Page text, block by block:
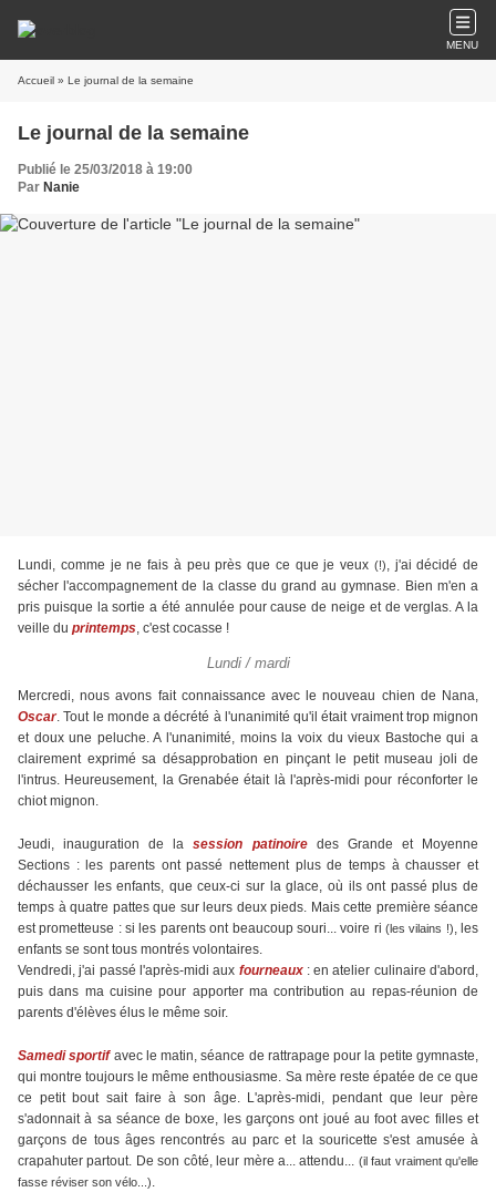
MENU
Accueil » Le journal de la semaine
Le journal de la semaine
Publié le 25/03/2018 à 19:00
Par Nanie
Lundi, comme je ne fais à peu près que ce que je veux (!), j'ai décidé de
sécher l'accompagnement de la classe du grand au gymnase. Bien m'en a
pris puisque la sortie a été annulée pour cause de neige et de verglas. A la
veille du printemps, c'est cocasse !
Lundi / mardi
Mercredi, nous avons fait connaissance avec le nouveau chien de Nana,
Oscar. Tout le monde a décrété à l'unanimité qu'il était vraiment trop mignon
et doux une peluche. A l'unanimité, moins la voix du vieux Bastoche qui a
clairement exprimé sa désapprobation en pinçant le petit museau joli de
l'intrus. Heureusement, la Grenabée était là l'après-midi pour réconforter le
chiot mignon.
Jeudi, inauguration de lasession patinoiredes Grande et Moyenne
Sections : les parents ont passé nettement plus de temps à chausser et
déchausser les enfants, que ceux-ci sur la glace, où ils ont passé plus de
temps à quatre pattes que sur leurs deux pieds. Mais cette première séance
est prometteuse : si les parents ont beaucoup souri... voire ri (les vilains !), les
enfants se sont tous montrés volontaires.
Vendredi, j'ai passé l'après-midi aux fourneaux : en atelier culinaire d'abord,
puis dans ma cuisine pour apporter ma contribution au repas-réunion de
parents d'élèves élus le même soir.
Samedi sportifavec le matin, séance de rattrapage pour la petite gymnaste,
qui montre toujours le même enthousiasme. Sa mère reste épatée de ce que
ce petit bout sait faire à son âge. L'après-midi, pendant que leur père
s'adonnait à sa séance de boxe, les garçons ont joué au foot avec filles et
garçons de tous âges rencontrés au parc et la souricette s'est amusée à
crapahuter partout. De son côté, leur mère a... attendu... (il faut vraiment qu'elle
fasse réviser son vélo...).